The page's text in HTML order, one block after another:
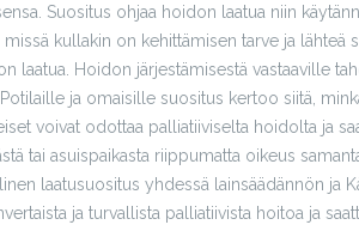
Suositus ohjaa hoidon laatua niin
kullakin on kehittämisen tarve ja
laatua. Hoidon järjestämisestä vastaaville
ja omaisille suositus kertoo siitä,
voivat odottaa palliatiiviselta hoidolta ja
tai asuispaikasta riippumatta oikeus
laatusuositus yhdessä lainsäädännön ja
ja turvallista palliatiivista hoitoa ja